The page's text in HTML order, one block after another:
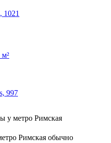
1021
м²
997
у метро Римская
Римская обычно